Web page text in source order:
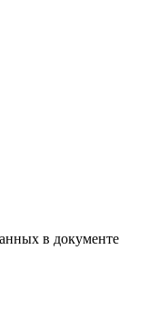
в документе